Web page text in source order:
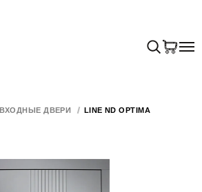
ВХОДНЫЕ ДВЕРИ LINE ND OPTIMA